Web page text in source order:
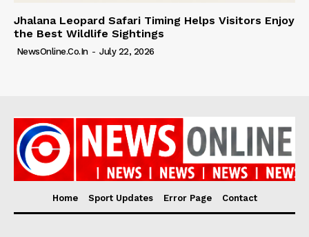
Jhalana Leopard Safari Timing Helps Visitors Enjoy
the Best Wildlife Sightings
NewsOnline.co.in - July 22, 2026
Home Sport Updates Error Page Contact